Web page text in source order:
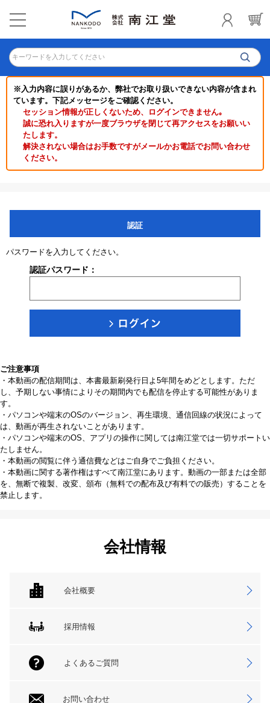
キーワードを入力してください
※入力内容に誤りがあるか、弊社でお取り扱いできない内容が含まれ
ています。下記メッセージをご確認ください。
セッション情報が正しくないため、ログインできません｡
誠に恐れ入りますが一度ブラウザを閉じて再アクセスをお願いい
たします。
解決されない場合はお手数ですがメールかお電話でお問い合わせ
ください。
認証
パスワードを入力してください。
認証パスワード：
ご注意事項
・本動画の配信期間は、本書最新刷発行日よ5年間をめどとします。ただ
し、予期しない事情によりその期間内でも配信を停止する可能性がありま
す。
・パソコンや端末のOSのバージョン、再生環境、通信回線の状況によって
は、動画が再生されないことがあります。
・パソコンや端末のOS、アプリの操作に関しては南江堂では一切サポートい
たしません。
・本動画の閲覧に伴う通信費などはご自身でご負担ください。
・本動画に関する著作権はすべて南江堂にあります。動画の一部または全部
を、無断で複製、改変、頒布（無料での配布及び有料での販売）することを
禁止します。
会社情報
会社概要
採用情報
よくあるご質問
お問い合わせ